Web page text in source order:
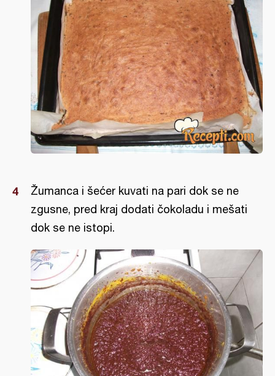
Žumanca i šećer kuvati na pari dok se ne
zgusne, pred kraj dodati čokoladu i mešati
dok se ne istopi.